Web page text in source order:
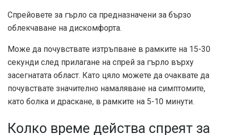
Спрейовете за гърло са предназначени за бързо
облекчаване на дискомфорта.
Може да почувствате изтръпване в рамките на 15-30
секунди след прилагане на спрей за гърло върху
засегнатата област. Като цяло можете да очаквате да
почувствате значително намаляване на симптомите,
като болка и драскане, в рамките на 5-10 минути.
Колко време действа спреят за